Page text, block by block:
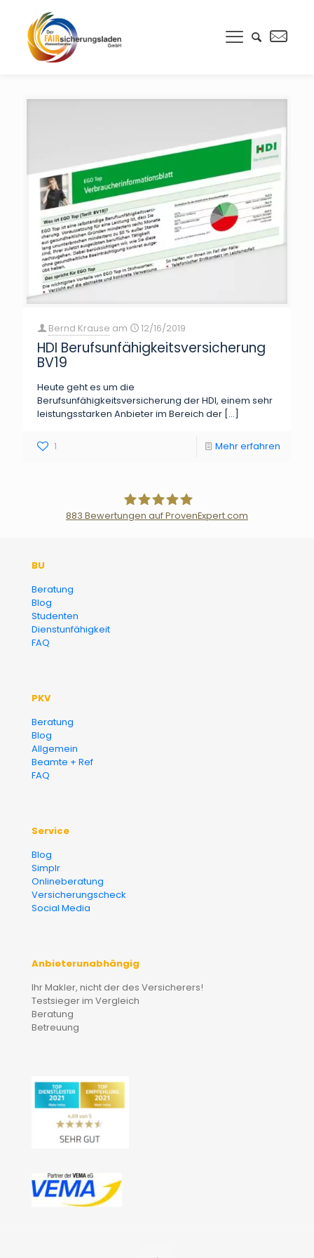
Bernd Krause am 12/16/2019
HDI Berufsunfähigkeitsversicherung
BV19
Heute geht es um die
Berufsunfähigkeitsversicherung der HDI, einem sehr
leistungsstarken Anbieter im Bereich der […]
1 Mehr erfahren
883 Bewertungen auf ProvenExpert.com
BU
Beratung
Blog
Studenten
Dienstunfähigkeit
FAQ
PKV
Beratung
Blog
Allgemein
Beamte + Ref
FAQ
Service
Blog
Simplr
Onlineberatung
Versicherungscheck
Social Media
Anbieterunabhängig
Ihr Makler, nicht der des Versicherers!
Testsieger im Vergleich
Beratung
Betreuung